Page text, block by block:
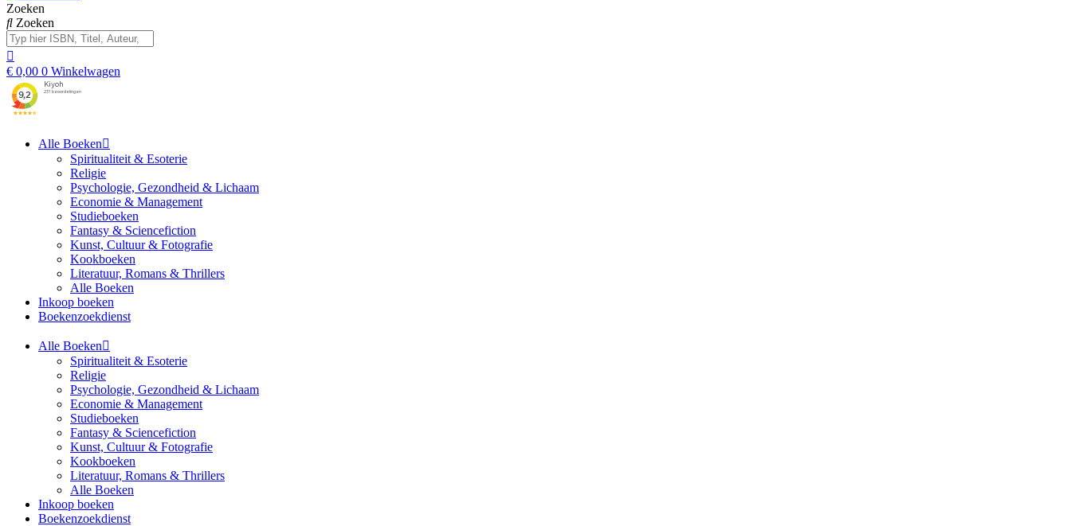
Zoeken
Zoeken
€ 0,00 0 Winkelwagen
Alle Boeken
Spiritualiteit & Esoterie
Religie
Psychologie, Gezondheid & Lichaam
Economie & Management
Studieboeken
Fantasy & Sciencefiction
Kunst, Cultuur & Fotografie
Kookboeken
Literatuur, Romans & Thrillers
Alle Boeken
Inkoop boeken
Boekenzoekdienst
Alle Boeken
Spiritualiteit & Esoterie
Religie
Psychologie, Gezondheid & Lichaam
Economie & Management
Studieboeken
Fantasy & Sciencefiction
Kunst, Cultuur & Fotografie
Kookboeken
Literatuur, Romans & Thrillers
Alle Boeken
Inkoop boeken
Boekenzoekdienst